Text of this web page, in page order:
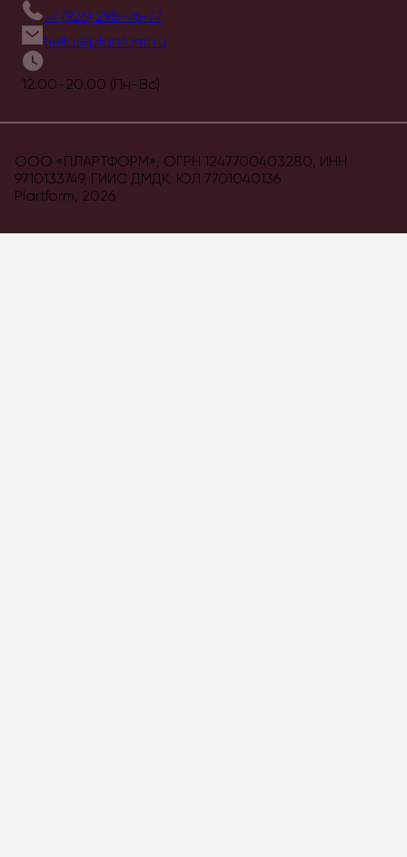
+7 (926) 298-76-77
hello@plartform.ru
12:00-20:00 (Пн-Вс)
ООО «ПЛАРТФОРМ», ОГРН 1247700403280, ИНН
9710133749, ГИИС ДМДК: ЮЛ 7701040136
Plartform, 2026